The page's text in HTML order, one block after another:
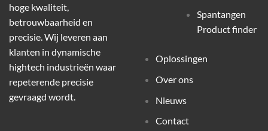
hoge kwaliteit,
betrouwbaarheid en
precisie. Wij leveren aan
klanten in dynamische
hightech industrieën waar
repeterende precisie
gevraagd wordt.
Spantangen
Product finder
Oplossingen
Over ons
Nieuws
Contact